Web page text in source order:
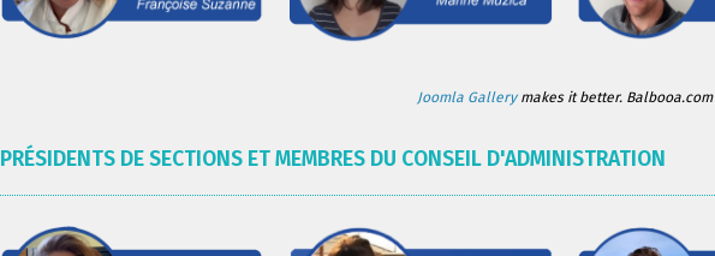
Joomla Gallerymakes it better. Balbooa.com
PRÉSIDENTS DE SECTIONS ET MEMBRES DU CONSEIL D'ADMINISTRATION